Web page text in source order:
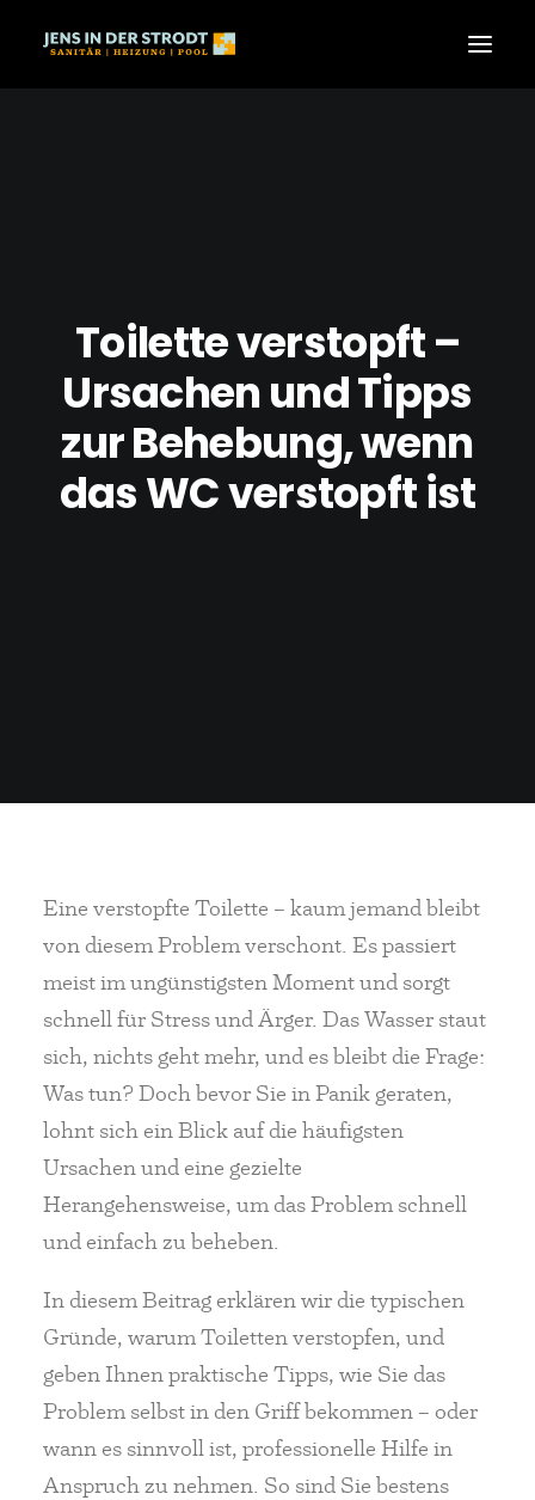
KONTAKTToilette verstopft –
Ursachen und Tipps
zur Behebung, wenn
das WC verstopft ist
Eine verstopfte Toilette – kaum jemand bleibt
von diesem Problem verschont. Es passiert
meist im ungünstigsten Moment und sorgt
schnell für Stress und Ärger. Das Wasser staut
sich, nichts geht mehr, und es bleibt die Frage:
Was tun? Doch bevor Sie in Panik geraten,
lohnt sich ein Blick auf die häufigsten
Ursachen und eine gezielte
Herangehensweise, um das Problem schnell
und einfach zu beheben.
In diesem Beitrag erklären wir die typischen
Gründe, warum Toiletten verstopfen, und
geben Ihnen praktische Tipps, wie Sie das
Problem selbst in den Griff bekommen – oder
wann es sinnvoll ist, professionelle Hilfe in
Anspruch zu nehmen. So sind Sie bestens